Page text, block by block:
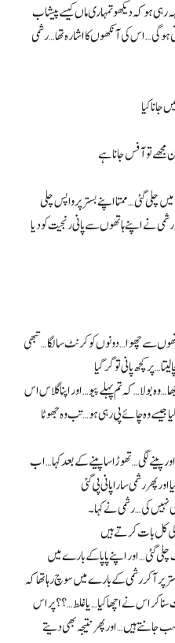
رہی ہو کہ دیکھو تمہاری ماں کیسے پیشاب
اس کی آنکھوں کا اشارہ تھا… رشمی
چلی گئی… ممتا اپنے بستر پر واپس چلی
سے چھوا… دونوں کو کرنٹ سا لگا… تبھی
بولا… کہ تم پہلے پیو… اور اپنا گلاس اس
وہ چائے پی رہی ہو… تب وہ جھوٹا
پینے لگی… تھوڑا سا پینے کے بعد کہا… اب
نہیں کی… رشمی نے کہا۔
گئی… اور اپنے پاپا کے بارے میں
پر آ کر رشمی کے بارے میں سوچ رہا تھا کہ
سنا کر اس نے اچھا کیا… یا غلط…؟؟ پر اس
ہیں… اور پھر نتیجہ بھی دیتے